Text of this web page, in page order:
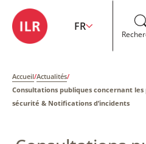
FR
Accueil/Actualités/
Consultations publiques concernant
sécurité & Notifications d’incidents